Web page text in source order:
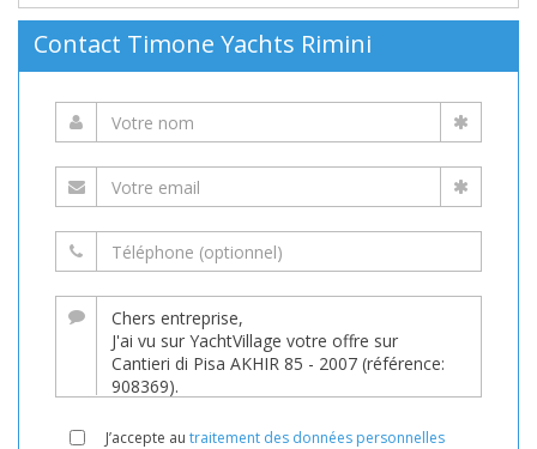
Contact Timone Yachts Rimini
J’accepte au traitement des données personnelles